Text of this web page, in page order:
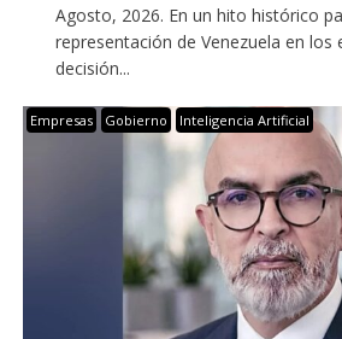
Agosto, 2026. En un hito histórico
representación de Venezuela en los
decisión...
Empresas Gobierno Inteligencia Artificial